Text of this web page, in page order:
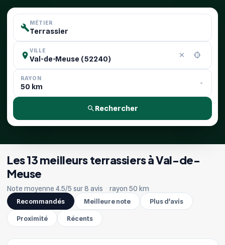
MÉTIER
VILLE
RAYON
Rechercher
Les 13 meilleurs terrassiers à Val-de-
Meuse
Note moyenne 4.5/5 sur 8 avis · rayon 50 km
Recommandés
Meilleure note Plus d'avis
Proximité Récents